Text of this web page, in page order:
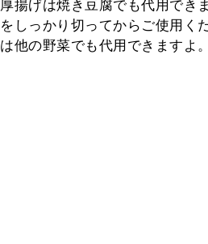
厚揚げは焼き豆腐でも代用でき
をしっかり切ってからご使用く
は他の野菜でも代用できますよ。